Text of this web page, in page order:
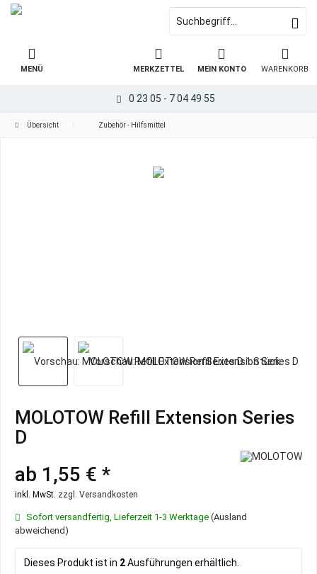
0 23 05 - 7 04 49 55
WARENKORB
MERKZETTEL MEIN KONTO
MENÜ
Übersicht Zubehör - Hilfsmittel
MOLOTOW Refill Extension Series
D
ab 1,55 € *
inkl. MwSt. zzgl. Versandkosten
Sofort versandfertig, Lieferzeit 1-3 Werktage (Ausland
abweichend)
Dieses Produkt ist in 2Ausführungen erhältlich.